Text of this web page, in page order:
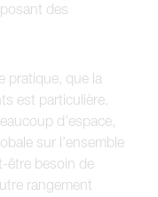
des
pratique, que la
est particulière.
d’espace,
sur l’ensemble
être besoin de
rangement